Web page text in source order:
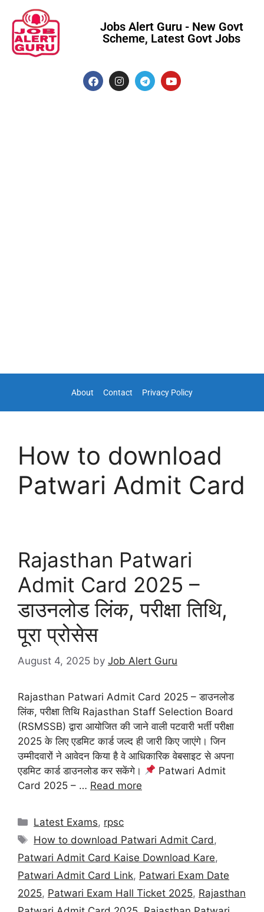
Jobs Alert Guru - New Govt
Scheme, Latest Govt Jobs
About Contact Privacy Policy
How to download
Patwari Admit Card
Rajasthan Patwari
Admit Card 2025 –
डाउनलोड लिंक, परीक्षा तिथि,
पूरा प्रोसेस
August 4, 2025 by Job Alert Guru
Rajasthan Patwari Admit Card 2025 – डाउनलोड
लिंक, परीक्षा तिथि Rajasthan Staff Selection Board
(RSMSSB) द्वारा आयोजित की जाने वाली पटवारी भर्ती परीक्षा
2025 के लिए एडमिट कार्ड जल्द ही जारी किए जाएंगे। जिन
उम्मीदवारों ने आवेदन किया है वे आधिकारिक वेबसाइट से अपना
एडमिट कार्ड डाउनलोड कर सकेंगे।
Patwari Admit
Card 2025 – … Read more
Latest Exams, rpsc
How to download Patwari Admit Card ,
Patwari Admit Card Kaise Download Kare,
Patwari Admit Card Link, Patwari Exam Date
2025, Patwari Exam Hall Ticket 2025, Rajasthan